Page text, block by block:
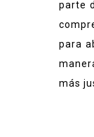
parte
para
más